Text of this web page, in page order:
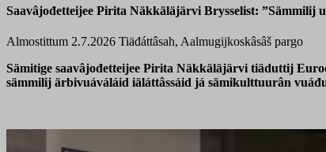
Saavâjođetteijee Pirita Näkkäläjärvi Brysselist: ”Sämmilij
Almostittum 2.7.2026 Tiäđáttâsah, Aalmugijkoskâsâš pargo
Sämitige saavâjođetteijee Pirita Näkkäläjärvi tiäduttij
sämmilij ärbivuáváláid iäláttâssáid já sämikulttuurân